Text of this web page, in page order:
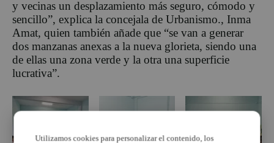
y vecinas un desplazamiento más seguro, cómodo y
sencillo”, explica la concejala de Urbanismo., Inma
Amat, quien también añade que “se van a generar
dos manzanas anexas a la nueva glorieta, siendo una
de ellas una zona verde y la otra una superficie
lucrativa”.
Utilizamos cookies para personalizar el contenido, los